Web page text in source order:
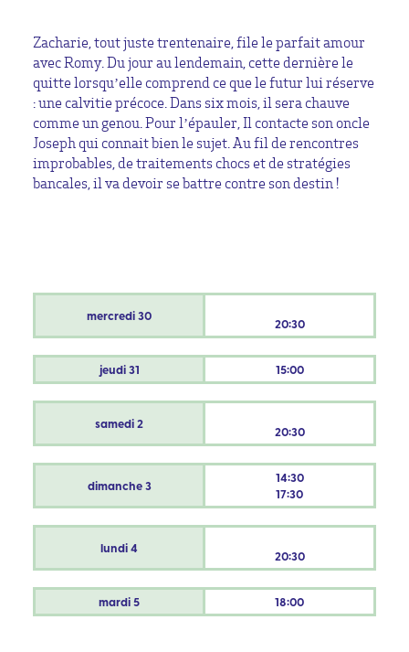
Zacharie, tout juste trentenaire, file le parfait amour
avec Romy. Du jour au lendemain, cette dernière le
quitte lorsqu’elle comprend ce que le futur lui réserve
: une calvitie précoce. Dans six mois, il sera chauve
comme un genou. Pour l’épauler, Il contacte son oncle
Joseph qui connait bien le sujet. Au fil de rencontres
improbables, de traitements chocs et de stratégies
bancales, il va devoir se battre contre son destin !
mercredi30 20:30
jeudi31 15:00
samedi2 20:30
dimanche3
14:30
17:30
lundi4 20:30
mardi5 18:00